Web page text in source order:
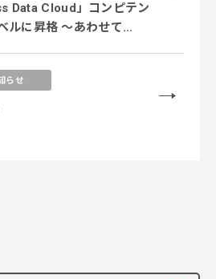
Data Cloud」コンピテン
格 〜あわせて
らせ